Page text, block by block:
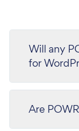
Will any
for
Are